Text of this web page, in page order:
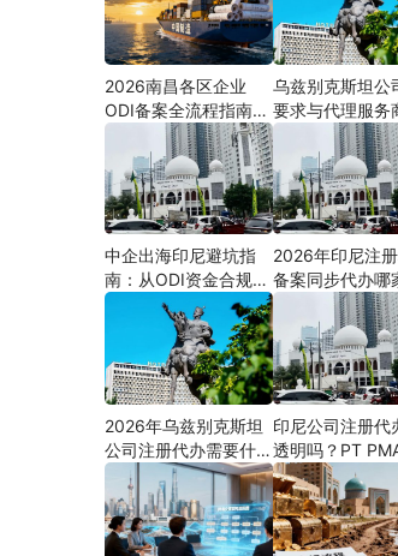
靠谱代办中介推荐）
成功案例与正规
办中介推荐）
2026南昌各区企业
ODI备案全流程指南
（附材料清单及成功案
例与正规靠谱代办中介
推荐）
乌兹别克斯坦公
要求与代理服务
指南：本土实体
两地合规才是落
障｜安永国际跨
圈
中企出海印尼避坑指
南：从ODI资金合规到
PMA公司设立，为什
么300+出海企业首选
安永国际跨境合规圈？
2026年印尼注
备案同步代办哪
机构选择指南
2026年乌兹别克斯坦
公司注册代办需要什么
材料？最新清单、流程
与合规指南
印尼公司注册代
透明吗？PT
费用拆解与防坑